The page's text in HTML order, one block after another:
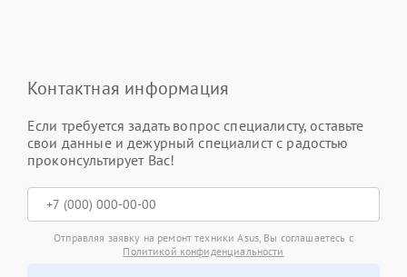
Контактная информация
Если требуется задать вопрос специалисту, оставьте
свои данные и дежурный специалист с радостью
проконсультирует Вас!
Отправляя заявку на ремонт техники Asus, Вы соглашаетесь с
Политикой конфиденциальности